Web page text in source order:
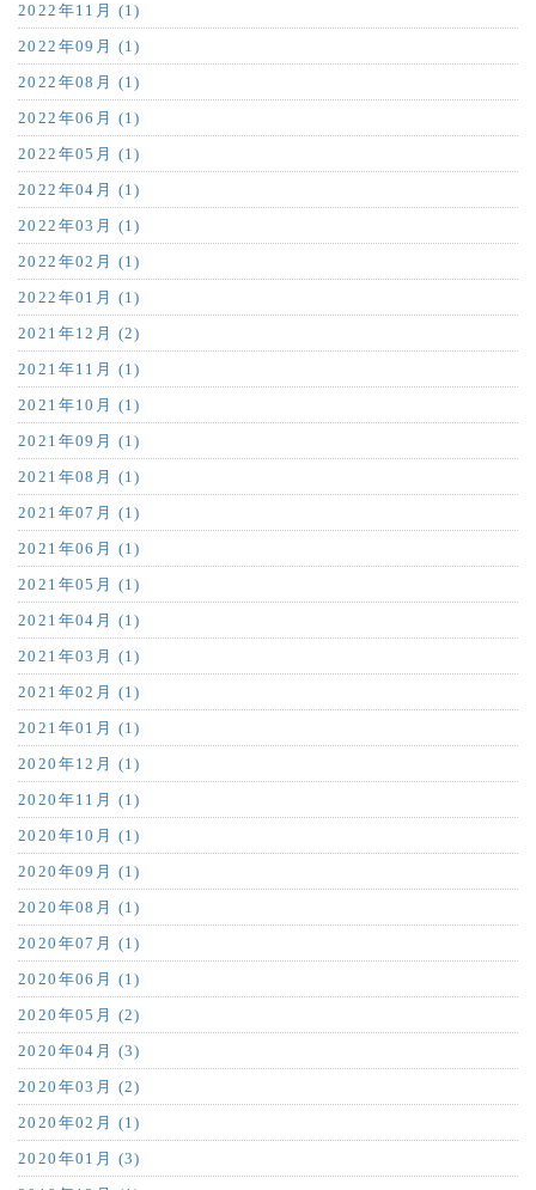
2022年11月 (1)
2022年09月 (1)
2022年08月 (1)
2022年06月 (1)
2022年05月 (1)
2022年04月 (1)
2022年03月 (1)
2022年02月 (1)
2022年01月 (1)
2021年12月 (2)
2021年11月 (1)
2021年10月 (1)
2021年09月 (1)
2021年08月 (1)
2021年07月 (1)
2021年06月 (1)
2021年05月 (1)
2021年04月 (1)
2021年03月 (1)
2021年02月 (1)
2021年01月 (1)
2020年12月 (1)
2020年11月 (1)
2020年10月 (1)
2020年09月 (1)
2020年08月 (1)
2020年07月 (1)
2020年06月 (1)
2020年05月 (2)
2020年04月 (3)
2020年03月 (2)
2020年02月 (1)
2020年01月 (3)